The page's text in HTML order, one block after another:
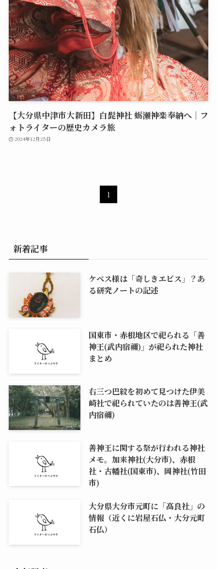
【大分県中津市大新田】白髭神社 蛎瀬神楽奉納へ｜フ
ォトライターの歴史カメラ旅
2024年12月25日
1
新着記事
ケベス様は「奇しきエビス」？あ
る研究ノートの記述
国東市・赤根地区で祀られる「善
神王(武内宿禰)」が祀られた神社
まとめ
右三つ巴紋を初めて見つけた伊美
崎社で祀られていたのは善神王(武
内宿禰)
善神王に関する祭が行われる神社
メモ。加来神社(大分市)、赤根
社・古幡社(国東市)、岡神社(竹田
市)
大分県大分市元町に「高良社」の
情報（近くに岩屋石仏・大分元町
石仏）